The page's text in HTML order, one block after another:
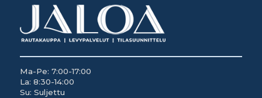
Ma-Pe: 7:00-17:00
La: 8:30-14:00
Su: Suljettu